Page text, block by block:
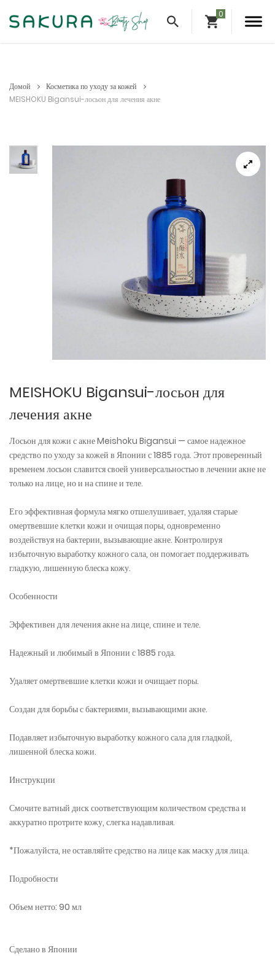
Домой
Косметика по уходу за кожей
MEISHOKU Bigansui-лосьон для лечения акне
MEISHOKU Bigansui-лосьон для
лечения акне
Лосьон для кожи с акне Meishoku Bigansui — самое надежное
средство по уходу за кожей в Японии с 1885 года. Этот проверенный
временем лосьон славится своей универсальностью в лечении акне не
только на лице, но и на спине и теле.
Его эффективная формула мягко отшелушивает, удаляя старые
омертвевшие клетки кожи и очищая поры, одновременно
воздействуя на бактерии, вызывающие акне. Контролируя
избыточную выработку кожного сала, он помогает поддерживать
гладкую, лишенную блеска кожу.
Особенности
Эффективен для лечения акне на лице, спине и теле.
Надежный и любимый в Японии с 1885 года.
Удаляет омертвевшие клетки кожи и очищает поры.
Создан для борьбы с бактериями, вызывающими акне.
Подавляет избыточную выработку кожного сала для гладкой,
лишенной блеска кожи.
Инструкции
Смочите ватный диск соответствующим количеством средства и
аккуратно протрите кожу, слегка надавливая.
*Пожалуйста, не оставляйте средство на лице как маску для лица.
Подробности
Объем нетто: 90 мл
Сделано в Японии